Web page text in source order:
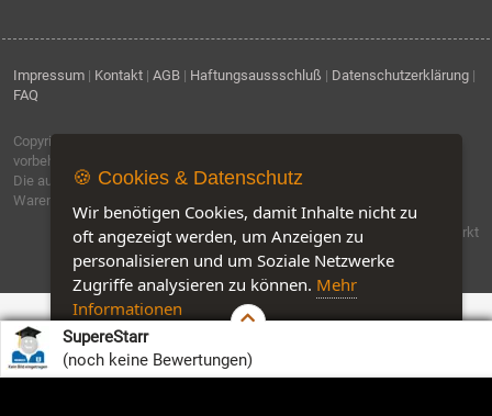
SupereStarr
(noch keine Bewertungen)
Impressum | Kontakt | AGB | Haftungsaussschluß | Datenschutzerklärung |
FAQ
Copyright © 1996 - 2026
vorbehalten.
Die auf dieser Seite verwendeten Produktbezeichnungen, Namen und
Warenzeichen sind Eigentum der jeweiligen Firmen.
Software by IQ-Markt
🍪 Cookies & Datenschutz
Wir benötigen Cookies, damit Inhalte nicht zu
oft angezeigt werden, um Anzeigen zu
personalisieren und um Soziale Netzwerke
Zugriffe analysieren zu können. Mehr
Informationen
Akzeptieren